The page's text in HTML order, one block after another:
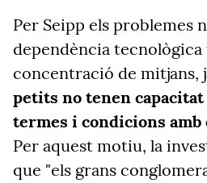
Per Seipp els problemes
dependència
concentració de mitjans,
petits no tenen
termes i condicions
Per aquest motiu, la
que "els grans